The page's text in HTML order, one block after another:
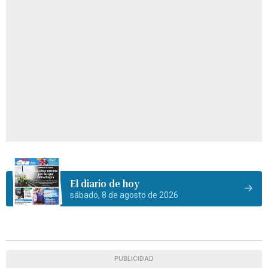
El diario de hoy
sábado, 8 de agosto de 2026
PUBLICIDAD